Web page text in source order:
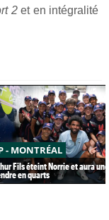
2 et en intégralité
- MONTRÉAL
Fils éteint Norrie et aura
en quarts